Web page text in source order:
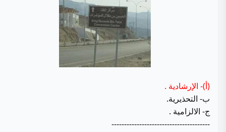
(أ)- الإرشادية .
ب- التحذيرية.
ج- الالزامية .
---------------------------------------